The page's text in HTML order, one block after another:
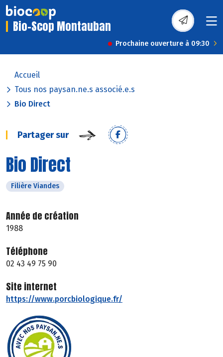
Bio-Scop Montauban
Prochaine ouverture à 09:30
Accueil
Tous nos paysan.ne.s associé.e.s
Bio Direct
Partager sur
Bio Direct
Filière Viandes
Année de création
1988
Téléphone
02 43 49 75 90
Site internet
https://www.porcbiologique.fr/